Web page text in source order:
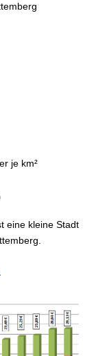
je km²
eine kleine Stadt